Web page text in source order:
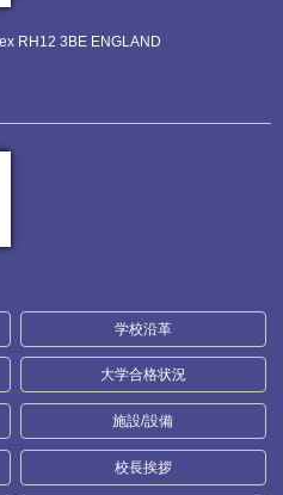
RH12 3BE ENGLAND
学校沿革
大学合格状況
施設/設備
校長挨拶